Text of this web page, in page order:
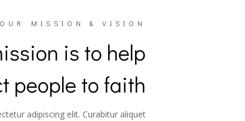
OUR MISSION & VISION
is to help
people to faith
adipiscing elit. Curabitur aliquet